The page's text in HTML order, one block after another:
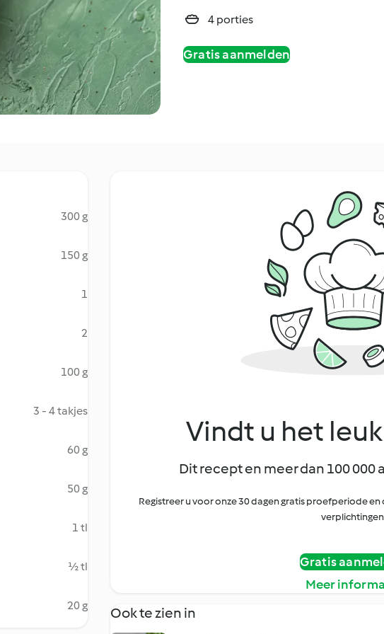
4 porties
Gratis aanmelden
300 g
150 g
1
2
100 g
3 - 4 takjes
60 g
50 g
1 tl
½ tl
20 g
Vindt u het
Dit recept en meer dan 100 000
Registreer u voor onze 30 dagen gratis proefperiode
Gratis
Meer
Ook te zien in